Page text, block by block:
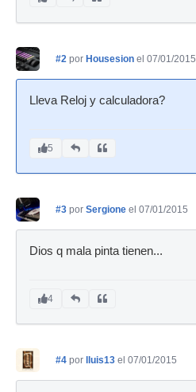
#2 por Housesion el 07/01/2015
Lleva Reloj y calculadora?
5
#3 por Sergione el 07/01/2015
Dios q mala pinta tienen...
4
#4 por lluis13 el 07/01/2015